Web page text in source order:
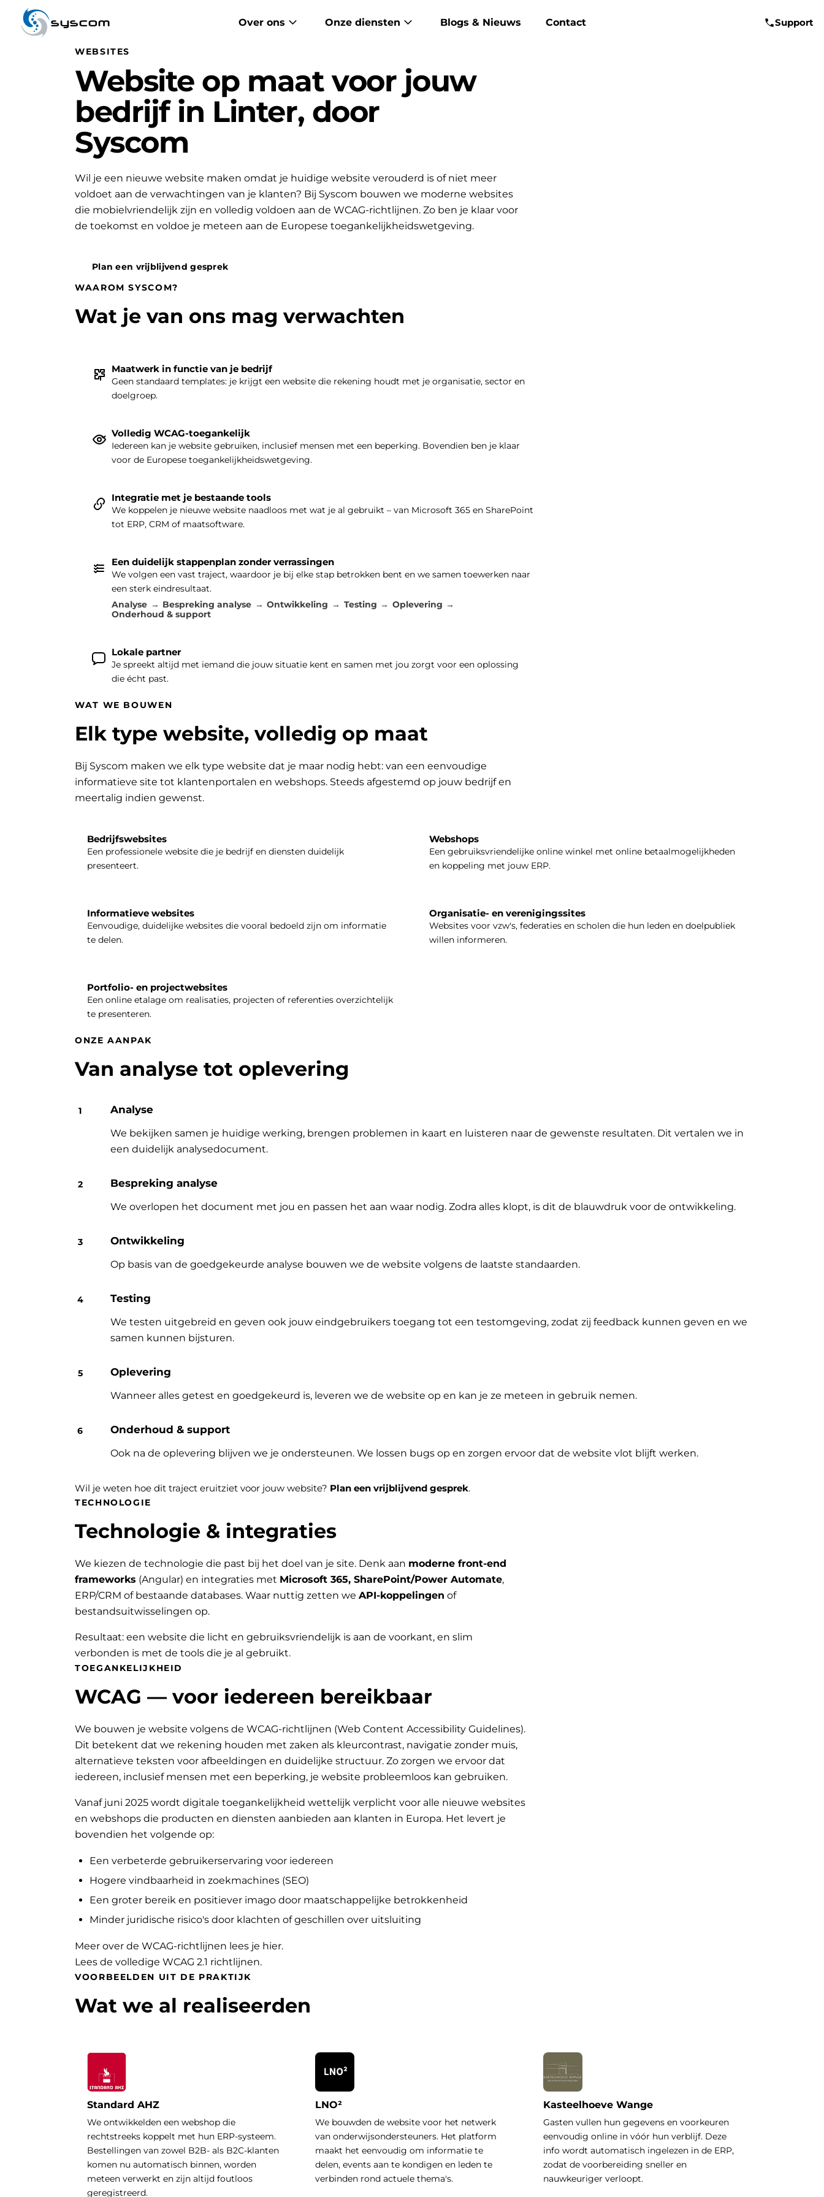
syscom Over ons Onze diensten Blogs & Nieuws Contact Support
WEBSITES
Website op maat voor jouw
bedrijf in Linter, door
Syscom
Wil je een nieuwe website maken omdat je huidige website verouderd is of niet meer
voldoet aan de verwachtingen van je klanten? Bij Syscom bouwen we moderne websites
die mobielvriendelijk zijn en volledig voldoen aan de WCAG-richtlijnen. Zo ben je klaar voor
de toekomst en voldoe je meteen aan de Europese toegankelijkheidswetgeving.
Plan een vrijblijvend gesprek
WAAROM SYSCOM?
Wat je van ons mag verwachten
Maatwerk in functie van je bedrijf
Geen standaard templates: je krijgt een website die rekening houdt met je organisatie, sector en
doelgroep.
Volledig WCAG-toegankelijk
Iedereen kan je website gebruiken, inclusief mensen met een beperking. Bovendien ben je klaar
voor de Europese toegankelijkheidswetgeving.
Integratie met je bestaande tools
We koppelen je nieuwe website naadloos met wat je al gebruikt – van Microsoft 365 en SharePoint
tot ERP, CRM of maatsoftware.
Een duidelijk stappenplan zonder verrassingen
We volgen een vast traject, waardoor je bij elke stap betrokken bent en we samen toewerken naar
een sterk eindresultaat.
Analyse Bespreking analyse Ontwikkeling Testing
Oplevering
Onderhoud & support
Lokale partner
Je spreekt altijd met iemand die jouw situatie kent en samen met jou zorgt voor een oplossing
die écht past.
WAT WE BOUWEN
Elk type website, volledig op maat
Bij Syscom maken we elk type website dat je maar nodig hebt: van een eenvoudige
informatieve site tot klantenportalen en webshops. Steeds afgestemd op jouw bedrijf en
meertalig indien gewenst.
Bedrijfswebsites
Een professionele website die je bedrijf en diensten duidelijk
presenteert.
Webshops
Een gebruiksvriendelijke online winkel met online betaalmogelijkheden
en koppeling met jouw ERP.
Informatieve websites
Eenvoudige, duidelijke websites die vooral bedoeld zijn om informatie
te delen.
Organisatie- en verenigingssites
Websites voor vzw's, federaties en scholen die hun leden en doelpubliek
willen informeren.
Portfolio- en projectwebsites
Een online etalage om realisaties, projecten of referenties overzichtelijk
te presenteren.
ONZE AANPAK
Van analyse tot oplevering
Analyse
We bekijken samen je huidige werking, brengen problemen in kaart en luisteren naar de gewenste resultaten. Dit vertalen we in
een duidelijk analysedocument.
Bespreking analyse
We overlopen het document met jou en passen het aan waar nodig. Zodra alles klopt, is dit de blauwdruk voor de ontwikkeling.
Ontwikkeling
Op basis van de goedgekeurde analyse bouwen we de website volgens de laatste standaarden.
Testing
We testen uitgebreid en geven ook jouw eindgebruikers toegang tot een testomgeving, zodat zij feedback kunnen geven en we
samen kunnen bijsturen.
Oplevering
Wanneer alles getest en goedgekeurd is, leveren we de website op en kan je ze meteen in gebruik nemen.
Onderhoud & support
Ook na de oplevering blijven we je ondersteunen. We lossen bugs op en zorgen ervoor dat de website vlot blijft werken.
Wil je weten hoe dit traject eruitziet voor jouw website? Plan een vrijblijvend gesprek.
TECHNOLOGIE
Technologie & integraties
We kiezen de technologie die past bij het doel van je site. Denk aan moderne front-end
frameworks (Angular) en integraties met Microsoft 365, SharePoint/Power Automate,
ERP/CRM of bestaande databases. Waar nuttig zetten we API-koppelingen of
bestandsuitwisselingen op.
Resultaat: een website die licht en gebruiksvriendelijk is aan de voorkant, en slim
verbonden is met de tools die je al gebruikt.
TOEGANKELIJKHEID
WCAG — voor iedereen bereikbaar
We bouwen je website volgens de WCAG-richtlijnen (Web Content Accessibility Guidelines).
Dit betekent dat we rekening houden met zaken als kleurcontrast, navigatie zonder muis,
alternatieve teksten voor afbeeldingen en duidelijke structuur. Zo zorgen we ervoor dat
iedereen, inclusief mensen met een beperking, je website probleemloos kan gebruiken.
Vanaf juni 2025 wordt digitale toegankelijkheid wettelijk verplicht voor alle nieuwe websites
en webshops die producten en diensten aanbieden aan klanten in Europa. Het levert je
bovendien het volgende op:
Een verbeterde gebruikerservaring voor iedereen
Hogere vindbaarheid in zoekmachines (SEO)
Een groter bereik en positiever imago door maatschappelijke betrokkenheid
Minder juridische risico's door klachten of geschillen over uitsluiting
Meer over de WCAG-richtlijnen lees je hier.
Lees de volledige WCAG 2.1 richtlijnen.
VOORBEELDEN UIT DE PRAKTIJK
Wat we al realiseerden
Standard AHZ
We ontwikkelden een webshop die
rechtstreeks koppelt met hun ERP-systeem.
Bestellingen van zowel B2B- als B2C-klanten
komen nu automatisch binnen, worden
meteen verwerkt en zijn altijd foutloos
geregistreerd.
LNO²
We bouwden de website voor het netwerk
van onderwijsondersteuners. Het platform
maakt het eenvoudig om informatie te
delen, events aan te kondigen en leden te
verbinden rond actuele thema's.
Kasteelhoeve Wange
Gasten vullen hun gegevens en voorkeuren
eenvoudig online in vóór hun verblijf. Deze
info wordt automatisch ingelezen in de ERP,
zodat de voorbereiding sneller en
nauwkeuriger verloopt.